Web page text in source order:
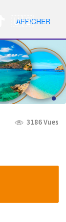
🇺🇸 Nav
3186 Vues
AFFICHER